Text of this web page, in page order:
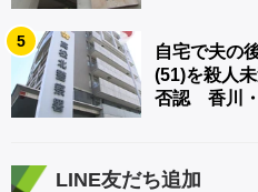
5
自宅で夫の
(51)を殺人
否認 香川
LINE友だち追加